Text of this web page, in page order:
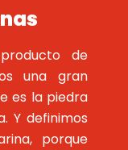
de
una gran
es la piedra
Y definimos
porque